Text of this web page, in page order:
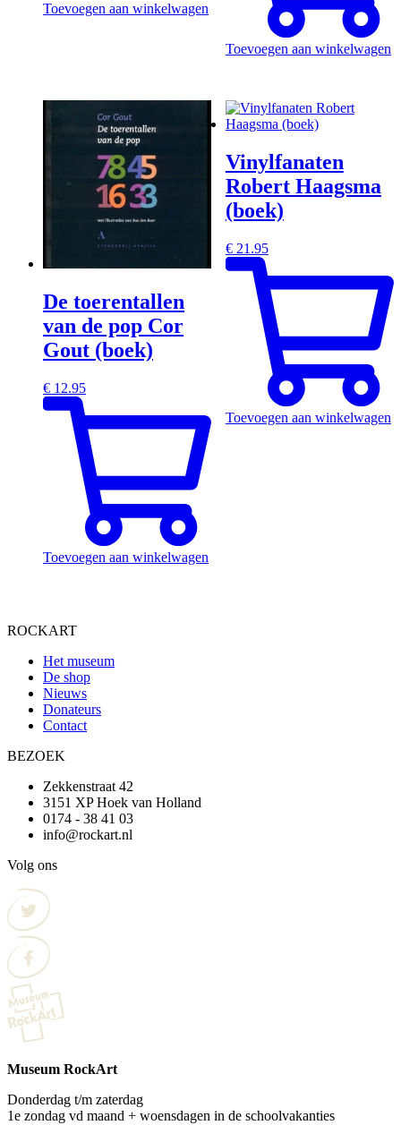
Toevoegen aan winkelwagen
Toevoegen aan winkelwagen
De toerentallen
van de pop Cor
Gout (boek)
€ 12.95
Toevoegen aan winkelwagen
Vinylfanaten
Robert Haagsma
(boek)
€21.95
Toevoegen aan winkelwagen
ROCKART
Het museum
De shop
Nieuws
Donateurs
Contact
BEZOEK
Zekkenstraat 42
3151 XP Hoek van Holland
0174 - 38 41 03
info@rockart.nl
Volg ons
Museum RockArt
Donderdag t/m zaterdag
1e zondag vd maand + woensdagen in de schoolvakanties